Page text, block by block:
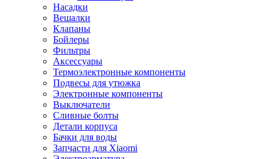
Насадки
Вешалки
Клапаны
Бойлеры
Фильтры
Аксессуары
Термоэлектронные компоненты
Подвесы для утюжка
Электронные компоненты
Выключатели
Сливные болты
Детали корпуса
Бачки для воды
Запчасти для Xiaomi